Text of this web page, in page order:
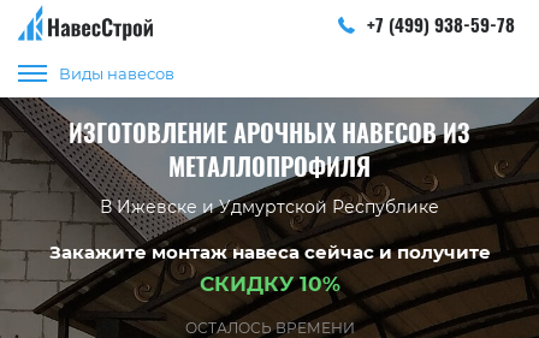
+7 (499) 938-59-78
Виды навесов
ИЗГОТОВЛЕНИЕ АРОЧНЫХ НАВЕСОВ ИЗ
МЕТАЛЛОПРОФИЛЯ
В Ижевске и Удмуртской Республике
Закажите монтаж навеса сейчас и получите
СКИДКУ 10%
ОСТАЛОСЬ ВРЕМЕНИ